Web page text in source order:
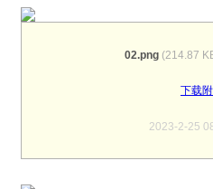
02.png (214.87
下载
2023-2-25